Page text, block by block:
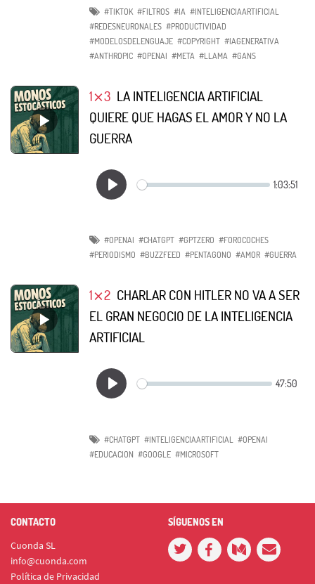
#TIKTOK #FILTROS #IA #INTELIGENCIAARTIFICIAL
#REDESNEURONALES #PRODUCTIVIDAD
#MODELOSDELENGUAJE #COPYRIGHT #IAGENERATIVA
#ANTHROPIC #OPENAI #META #LLAMA #GANS
1⨯3 LA INTELIGENCIA ARTIFICIAL
QUIERE QUE HAGAS EL AMOR Y NO LA
GUERRA
#OPENAI #CHATGPT #GPTZERO #FOROCOCHES
#PERIODISMO #BUZZFEED #PENTAGONO #AMOR #GUERRA
1⨯2 CHARLAR CON HITLER NO VA A SER
EL GRAN NEGOCIO DE LA INTELIGENCIA
ARTIFICIAL
#CHATGPT #INTELIGENCIAARTIFICIAL #OPENAI
#EDUCACION #GOOGLE #MICROSOFT
CONTACTO
Cuonda SL
info@cuonda.com
Política de Privacidad
SÍGUENOS EN